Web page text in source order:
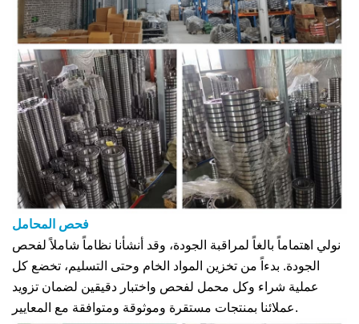
فحص المحامل
نولي اهتماماً بالغاً لمراقبة الجودة، وقد أنشأنا نظاماً شاملاً لفحص
الجودة. بدءاً من تخزين المواد الخام وحتى التسليم، تخضع كل
عملية شراء وكل محمل لفحص واختبار دقيقين لضمان تزويد
عملائنا بمنتجات مستقرة وموثوقة ومتوافقة مع المعايير.